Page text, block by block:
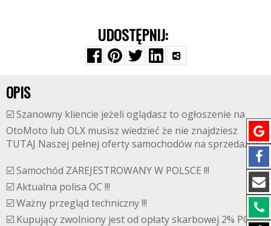
UDOSTĘPNIJ:
OPIS
☑️ Szanowny kliencie jeżeli oglądasz to ogłoszenie na
OtoMoto lub OLX musisz wiedzieć że nie znajdziesz
TUTAJ Naszej pełnej oferty samochodów na sprzedaż.
☑️ Samochód ZAREJESTROWANY W POLSCE !!!
☑️ Aktualna polisa OC !!!
☑️ Ważny przegląd techniczny !!!
☑️ Kupujący zwolniony jest od opłaty skarbowej 2% PCC.